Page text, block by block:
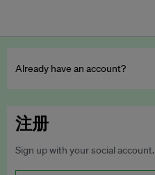
Already have an account?
注册
Sign up with your social account.